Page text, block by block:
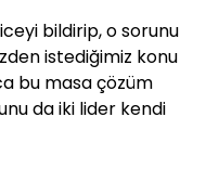
bildirip, o sorunu
istediğimiz konu
bu masa çözüm
da iki lider kendi